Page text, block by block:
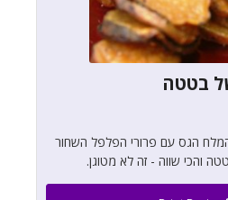
בטטה
הגס עם פרורי הפלפל השחור
והכי שווה - זה לא מטוגן.